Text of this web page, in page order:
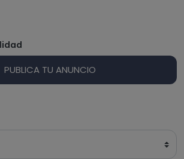
PUBLICA TU ANUNCIO